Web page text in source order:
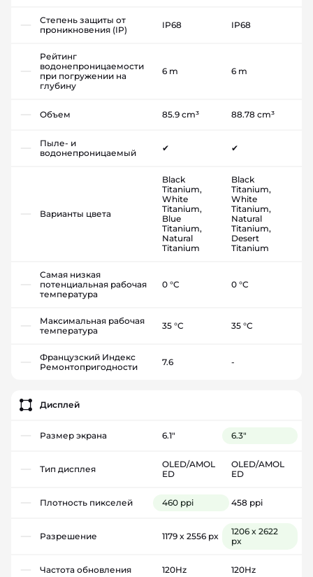
Степень защиты от
проникновения (IP)
IP68 IP68
Рейтинг
водонепроницаемости
при погружении на
глубину
6 m 6 m
Объем 85.9 cm³ 88.78 cm³
Пыле- и
водонепроницаемый
✔ ✔
Варианты цвета
Black
Titanium,
White
Titanium,
Blue
Titanium,
Natural
Titanium
Black
Titanium,
White
Titanium,
Natural
Titanium,
Desert
Titanium
Самая низкая
потенциальная рабочая
температура
0 °C 0 °C
Максимальная рабочая
температура
35 °C 35 °C
Французский Индекс
Ремонтопригодности
7.6 -
Дисплей
Размер экрана 6.1" 6.3"
Тип дисплея
OLED/AMOL
ED
OLED/AMOL
ED
Плотность пикселей 460 ppi 458 ppi
Разрешение 1179 x 2556 px
1206 x 2622
px
Частота обновления 120Hz 120Hz